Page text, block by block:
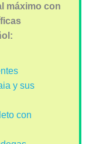
máximo con
y sus
con